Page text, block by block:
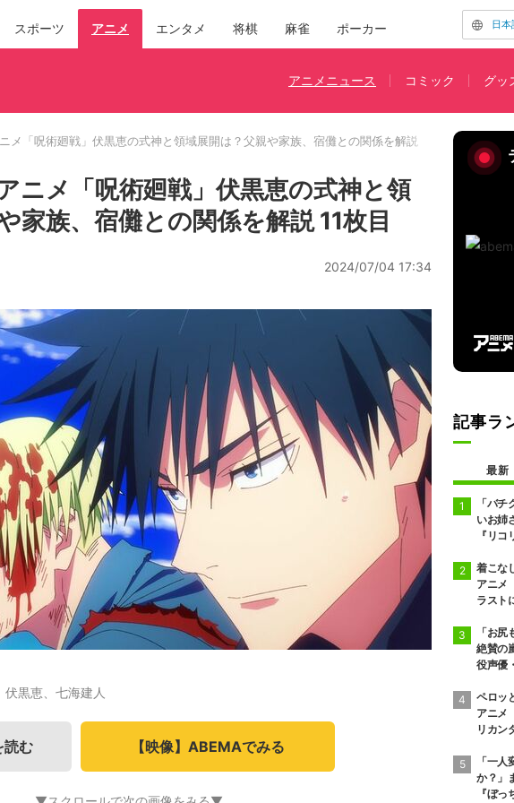
スポーツ アニメ エンタメ 将棋 麻雀 ポーカー 日本
アニメニュース コミック グッ
メ「呪術廻戦」伏黒恵の式神と領域展開は？父親や家族、宿儺との関係を解説
ニメ「呪術廻戦」伏黒恵の式神と領
家族、宿儺との関係を解説 11枚目
2024/07/04 17:34
黒恵、七海建人
読む 【映像】ABEMAでみる
記事ラ
最新
「バ
いお姉
『リ
着こな
アニメ
ラスト
「お
絶賛の
役声優
ペロッ
アニメ
リカン
「一
か？」
『ぼ